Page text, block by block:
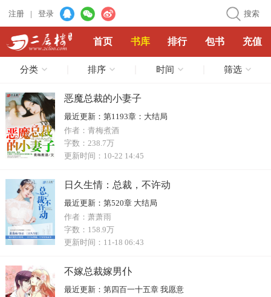
注册 | 登录 搜索
首页 书库 排行 包书 充值
分类 排序 时间 筛选
恶魔总裁的小妻子
最近更新： 第1193章：大结局
作者： 青梅煮酒
字数： 238.7万
更新时间： 10-22 14:45
日久生情：总裁，不许动
最近更新：
第520章 大结局
作者： 萧萧雨
字数： 158.9万
更新时间： 11-18 06:43
不嫁总裁嫁男仆
最近更新： 第四百一十五章 我愿意